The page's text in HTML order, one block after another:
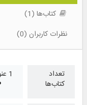
کتاب‌ها (1)
نظرات کاربران (0)
تعداد
کتاب‌ها
1 عنوان کتاب